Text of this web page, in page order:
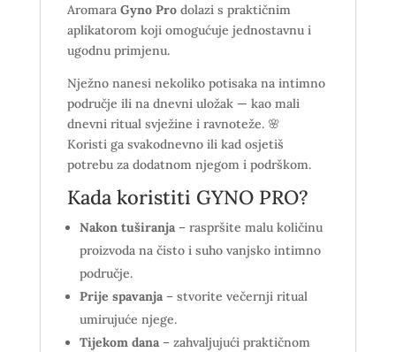
Aromara Gyno Prodolazi s praktičnim
aplikatorom koji omogućuje jednostavnu i
ugodnu primjenu.
Nježno nanesi nekoliko potisaka na intimno
područje ili na dnevni uložak — kao mali
dnevni ritual svježine i ravnoteže. 🌸
Koristi ga svakodnevno ili kad osjetiš
potrebu za dodatnom njegom i podrškom.
Kada koristiti GYNO PRO?
Nakon tuširanja– raspršite malu količinu
proizvoda na čisto i suho vanjsko intimno
područje.
Prije spavanja– stvorite večernji ritual
umirujuće njege.
Tijekom dana– zahvaljujući praktičnom